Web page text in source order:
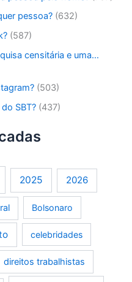
pessoa? (632)
(587)
censitária e uma…
(503)
SBT? (437)
2025 2026
Bolsonaro
celebridades
direitos trabalhistas